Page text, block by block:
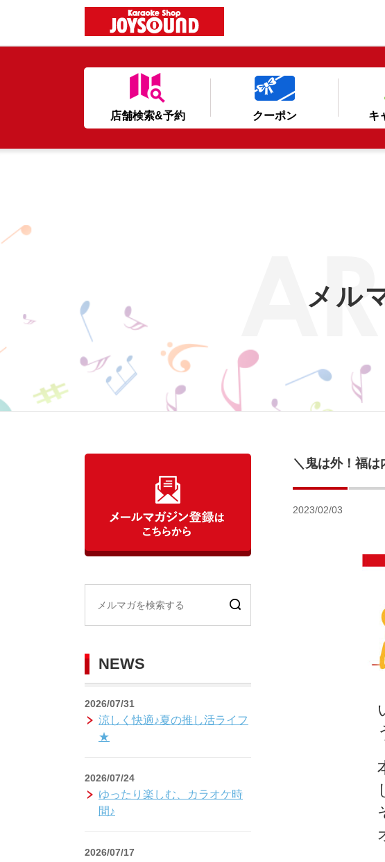
店舗検索&予約 クーポン キ
メル
＼鬼は外！福
2023/02/03
NEWS
2026/07/31
涼しく快適♪夏の推し活ライフ
★
2026/07/24
ゆったり楽しむ、カラオケ時
間♪
2026/07/17